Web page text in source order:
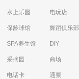
水上乐园 电玩店
保龄球馆 舞蹈俱乐部
SPA养生馆 DIY
采摘园 商场
电话卡 通票